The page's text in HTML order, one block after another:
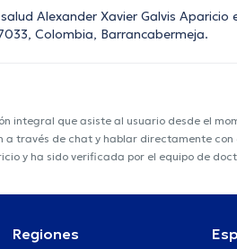
Alexander Xavier Galvis Aparicio
Colombia, Barrancabermeja.
integral que asiste al usuario desde el
a través de chat y hablar directamente
y ha sido verificada por el equipo de
Regiones